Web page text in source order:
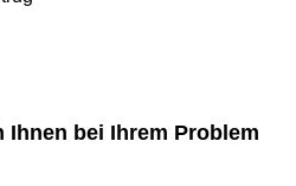
bei Ihrem Problem